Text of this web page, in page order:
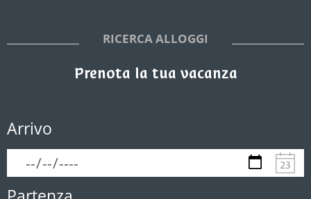
RICERCA ALLOGGI
Prenota la tua vacanza
Arrivo